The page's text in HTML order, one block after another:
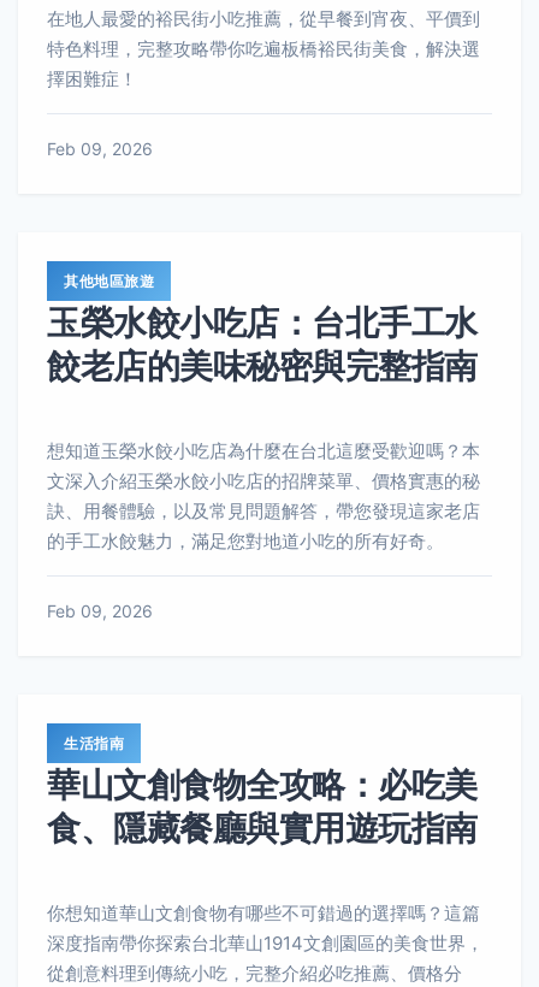
在地人最愛的裕民街小吃推薦，從早餐到宵夜、平價到
特色料理，完整攻略帶你吃遍板橋裕民街美食，解決選
擇困難症！
Feb 09, 2026
其他地區旅遊
玉榮水餃小吃店：台北手工水
餃老店的美味秘密與完整指南
想知道玉榮水餃小吃店為什麼在台北這麼受歡迎嗎？本
文深入介紹玉榮水餃小吃店的招牌菜單、價格實惠的秘
訣、用餐體驗，以及常見問題解答，帶您發現這家老店
的手工水餃魅力，滿足您對地道小吃的所有好奇。
Feb 09, 2026
生活指南
華山文創食物全攻略：必吃美
食、隱藏餐廳與實用遊玩指南
你想知道華山文創食物有哪些不可錯過的選擇嗎？這篇
深度指南帶你探索台北華山1914文創園區的美食世界，
從創意料理到傳統小吃，完整介紹必吃推薦、價格分